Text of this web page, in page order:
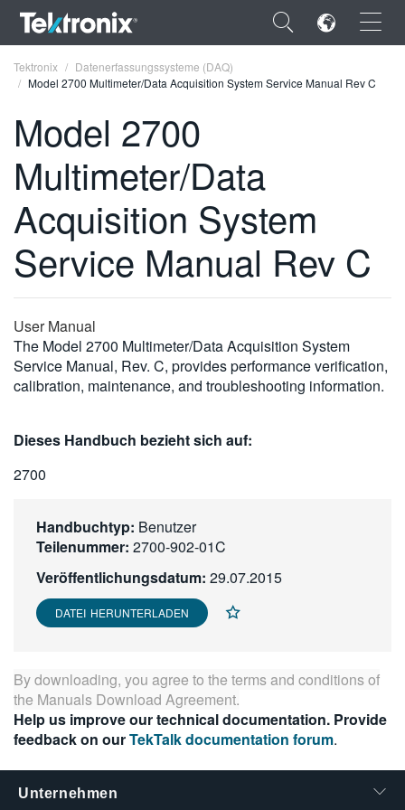
×
ENGLISH
FRANÇAIS
DEUTSCH
VIỆT NAM
简体中文
日本語
한국어
Tektronix
Datenerfassungssysteme (DAQ)
Model 2700 Multimeter/Data Acquisition System Service Manual Rev C
Model 2700
Multimeter/Data
Acquisition System
Service Manual Rev C
User Manual
The Model 2700 Multimeter/Data Acquisition System
Service Manual, Rev. C, provides performance verification,
calibration, maintenance, and troubleshooting information.
Dieses Handbuch bezieht sich auf:
2700
Handbuchtyp: Benutzer
Teilenummer: 2700-902-01C
Veröffentlichungsdatum: 29.07.2015
DATEI HERUNTERLADEN
By downloading, you agree to the terms and conditions of
the Manuals Download Agreement.
Help us improve our technical documentation. Provide
feedback on ourTekTalk documentation forum.
Unternehmen